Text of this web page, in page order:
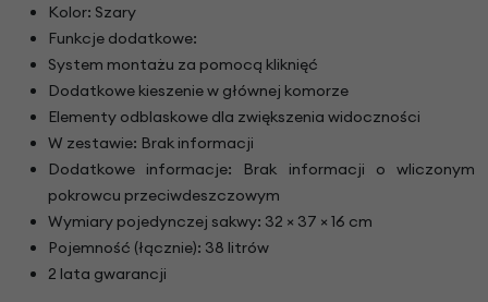
Kolor: Szary
Funkcje dodatkowe:
System montażu za pomocą kliknięć
Dodatkowe kieszenie w głównej komorze
Elementy odblaskowe dla zwiększenia widoczności
W zestawie: Brak informacji
Dodatkowe informacje: Brak informacji o wliczonym
pokrowcu przeciwdeszczowym
Wymiary pojedynczej sakwy: 32 × 37 × 16 cm
Pojemność (łącznie): 38 litrów
2 lata gwarancji